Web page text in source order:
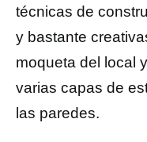
técnicas de
y bastante
moqueta del local
varias capas de
las paredes.